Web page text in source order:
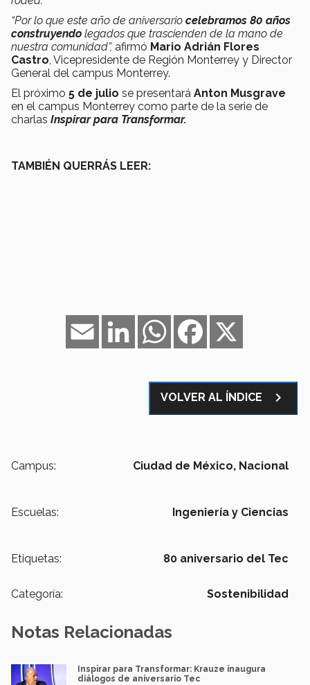
“Por lo que este año de aniversario celebramos 80 años
construyendo legados que trascienden de la mano de
nuestra comunidad”, afirmó Mario Adrián Flores
Castro, Vicepresidente de Región Monterrey y Director
General del campus Monterrey.
El próximo 5 de julio se presentará Anton Musgrave
en el campus Monterrey como parte de la serie de
charlas Inspirar para Transformar.
TAMBIÉN QUERRÁS LEER:
Facebook
WhatsApp
LinkedIn
Email
VOLVER AL ÍNDICE navigate_next
Campus: Ciudad de México, Nacional
Escuelas: Ingeniería y Ciencias
Etiquetas: 80 aniversario del Tec
Categoría: Sostenibilidad
Notas Relacionadas
Inspirar para Transformar: Krauze inaugura
diálogos de aniversario Tec